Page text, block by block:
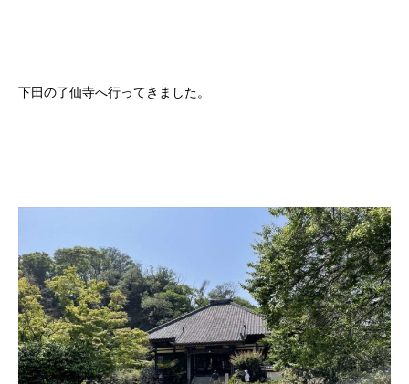
下田の了仙寺へ行ってきました。